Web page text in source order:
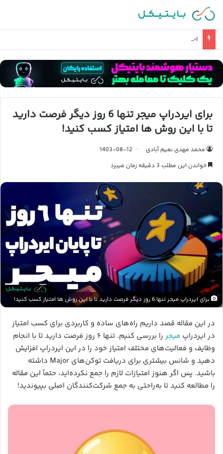
احتمال حمله زمینی آمریکا و تصرف خارک چقدر است؟
برای ایردراپ میجر تنها 6 روز دیگر فرصت دارید
تا با این روش ها امتیاز کسب کنید!
محمد مهدی نعیم آبادی
1403-08-12
خواندن این مطلب 3 دقیقه زمان میبرد
برای ایردراپ میجر تنها 6 روز دیگر فرصت دارید تا با این روش ها امتیاز کسب کنید!
در این مقاله قصد داریم راه‌های ساده و کاربردی برای کسب امتیاز
در ایردراپ میجر
را بررسی کنیم. تنها ۶ روز فرصت دارید تا با انجام
وظایف و فعالیت‌های مختلف امتیاز خود را در این ایردراپ افزایش
دهید و شانس بیشتری برای دریافت توکن‌های Major داشته
باشید. پس اگر هنوز امتیازات لازم را جمع نکرده‌اید، حتماً این مقاله
را مطالعه کنید تا به‌راحتی به جمع شرکت‌کنندگان اصلی بپیوندید!